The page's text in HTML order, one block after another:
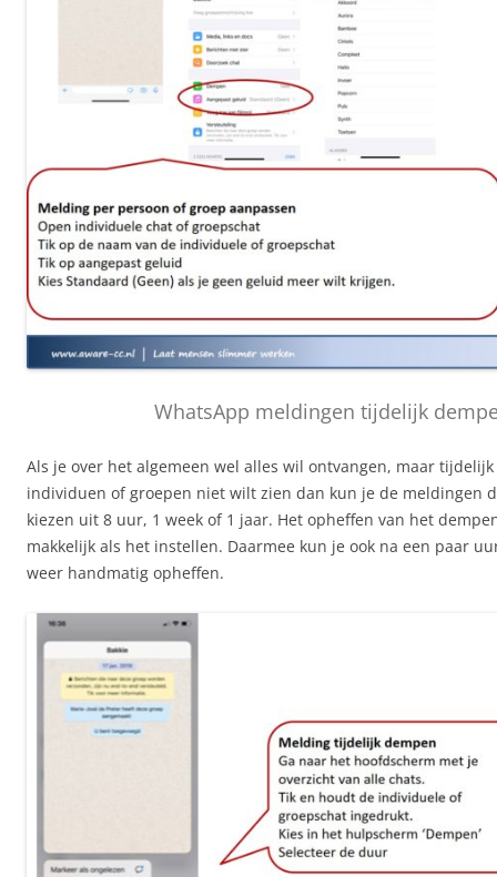
WhatsApp meldingen tijdelijk
Als je over het algemeen wel alles wil ontvangen, maar
individuen of groepen niet wilt zien dan kun je de meldingen
kiezen uit 8 uur, 1 week of 1 jaar. Het opheffen van het
makkelijk als het instellen. Daarmee kun je ook na een paar
weer handmatig opheffen.